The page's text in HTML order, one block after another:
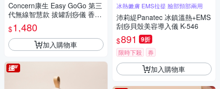
Concern康生 Easy GoGo 第三
代無線智慧款 拔罐刮痧儀 香檳
金
$1,480
加入購物車
冰熱嫩膚 EMS拉提 臉部頸部兩用
沛莉緹Panatec 冰鎮溫熱+EMS
刮痧貝殼美容導入儀 K-546
$891 9折
限時下殺 券
加入購物車